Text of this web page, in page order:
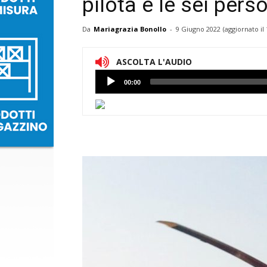
pilota e le sei
Da Mariagrazia Bonollo - 9 Giugno 2022 (aggiornato il
ASCOLTA L'AUDIO
Lettore
Audio
00:00